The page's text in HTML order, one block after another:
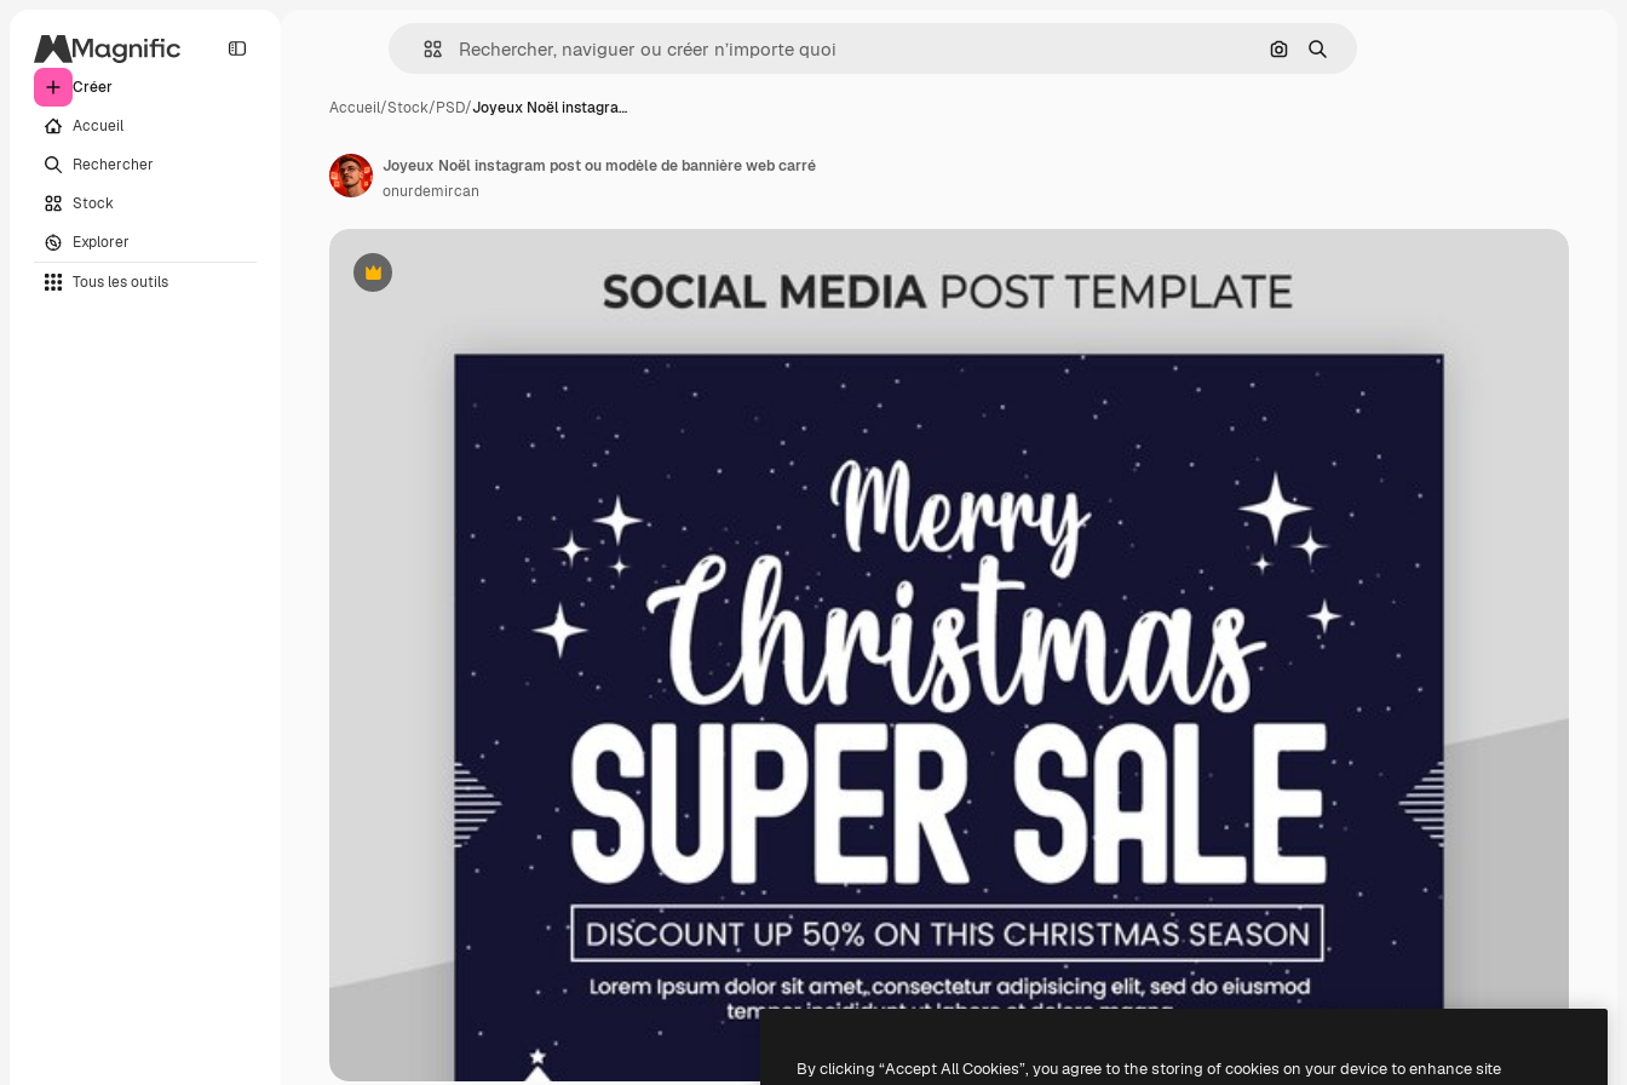
Créer
Accueil
Rechercher
Stock
Explorer
Tous les outils
Rechercher par image
Rechercher
Accueil/Stock/PSD/Joyeux Noël instagra…
Premium
Joyeux Noël instagram post ou modèle de bannière web carré
onurdemircan
By clicking “Accept All Cookies”, you agree to the storing of cookies on your device to enhance site